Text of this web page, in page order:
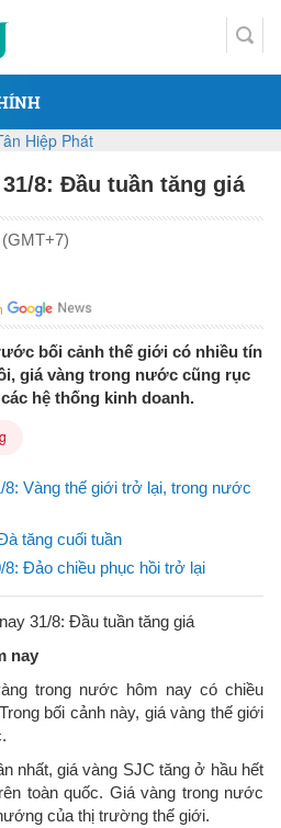
8: Đầu tuần tăng giá
bối cảnh thế giới có nhiều tín
giá vàng trong nước cũng rục
hệ thống kinh doanh.
8: Vàng thế giới trở lại, trong nước
tăng cuối tuần
Đảo chiều phục hồi trở lại
nay
trong nước hôm nay có chiều
bối cảnh này, giá vàng thế giới
nhất, giá vàng SJC tăng ở hầu hết
toàn quốc. Giá vàng trong nước
của thị trường thế giới.